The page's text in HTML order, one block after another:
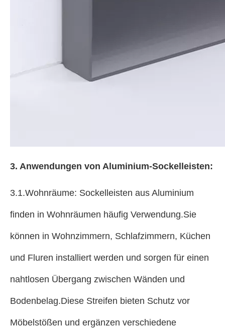
3. Anwendungen von Aluminium-Sockelleisten:
3.1.Wohnräume: Sockelleisten aus Aluminium
finden in Wohnräumen häufig Verwendung.Sie
können in Wohnzimmern, Schlafzimmern, Küchen
und Fluren installiert werden und sorgen für einen
nahtlosen Übergang zwischen Wänden und
Bodenbelag.Diese Streifen bieten Schutz vor
Möbelstößen und ergänzen verschiedene